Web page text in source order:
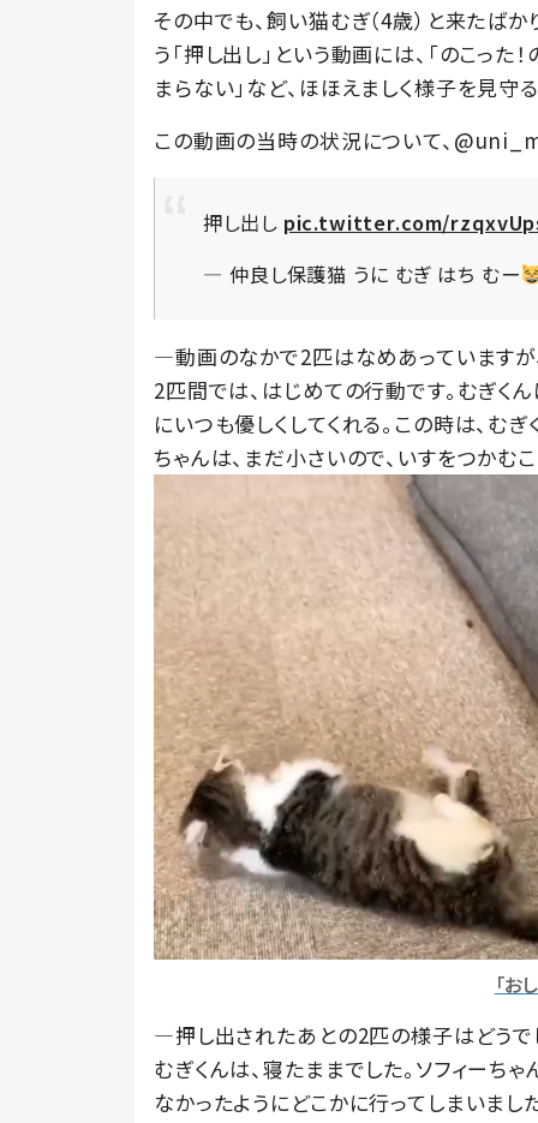
その中でも、飼い猫むぎ（4歳）と来たばか
う「押し出し」という動画には、「のこっ
まらない」など、ほほえましく様子を見守
この動画の当時の状況について、
押し出し pic.twitter.com/
— 仲良し保護猫 うに むぎ はち むー
―動画のなかで2匹はなめあっていますが
2匹間では、はじめての行動です。むぎく
にいつも優しくしてくれる。この時は、む
ちゃんは、まだ小さいので、いすをつかむ
「お
―押し出されたあとの2匹の様子はどうで
むぎくんは、寝たままでした。ソフィーち
なかったようにどこかに行ってしまいまし